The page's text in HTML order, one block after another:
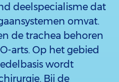
deelspecialisme dat
omvat.
de trachea behoren
arts. Op het gebied
wordt
Bij de